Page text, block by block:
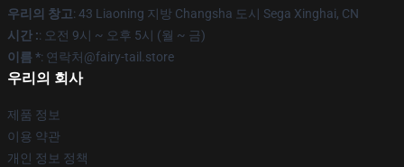
우리의 창고: 43 Liaoning 지방 Changsha 도시 Sega Xinghai, CN
시간 :: 오전 9시 ~ 오후 5시 (월 ~ 금)
이름 *: 연락처@fairy-tail.store
우리의 회사
제품 정보
이용 약관
개인 정보 정책